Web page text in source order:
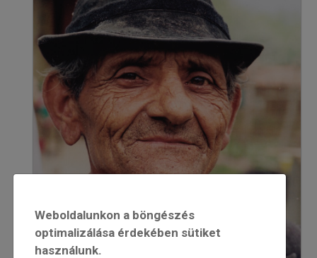
Weboldalunkon a böngészés
optimalizálása érdekében sütiket
használunk.